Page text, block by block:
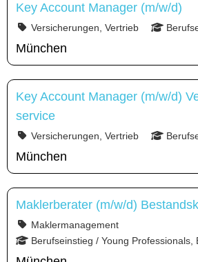
Key Account Manager (m/w/d)
Versicherungen, Vertrieb
München
Key Account Manager (m/w/d)
service
Versicherungen, Vertrieb
München
Maklerberater (m/w/d)
Maklermanagement
Berufseinstieg / Young Professionals,